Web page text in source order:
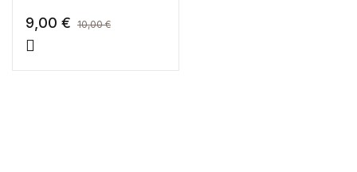
9,00 € 10,00€